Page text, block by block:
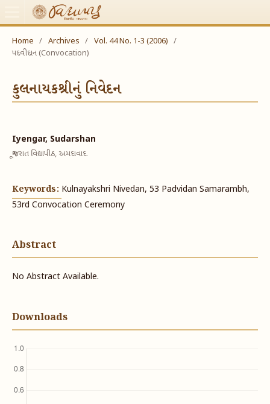
Home / Archives / Vol. 44 No. 1-3 (2006)
/
પદવીદાન (Convocation)
કુલનાયકશ્રીનું નિવેદન
Iyengar, Sudarshan
ગૂજરાત વિદ્યાપીઠ, અમદાવાદ.
Keywords: Kulnayakshri Nivedan, 53 Padvidan Samarambh,
53rd Convocation Ceremony
Abstract
No Abstract Available.
Downloads